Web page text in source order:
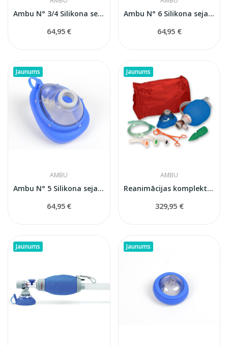
Ambu N° 3/4 Silikona sejas maska...
64,95 €
Ambu N° 6 Silikona sejas maska (lieliem...
64,95 €
Jaunums
AMBU
Ambu N° 5 Silikona sejas maska (pieaugušajiem)
64,95 €
Jaunums
AMBU
Reanimācijas komplekts ar Ambu Mark IV maisu...
329,95 €
Jaunums Jaunums